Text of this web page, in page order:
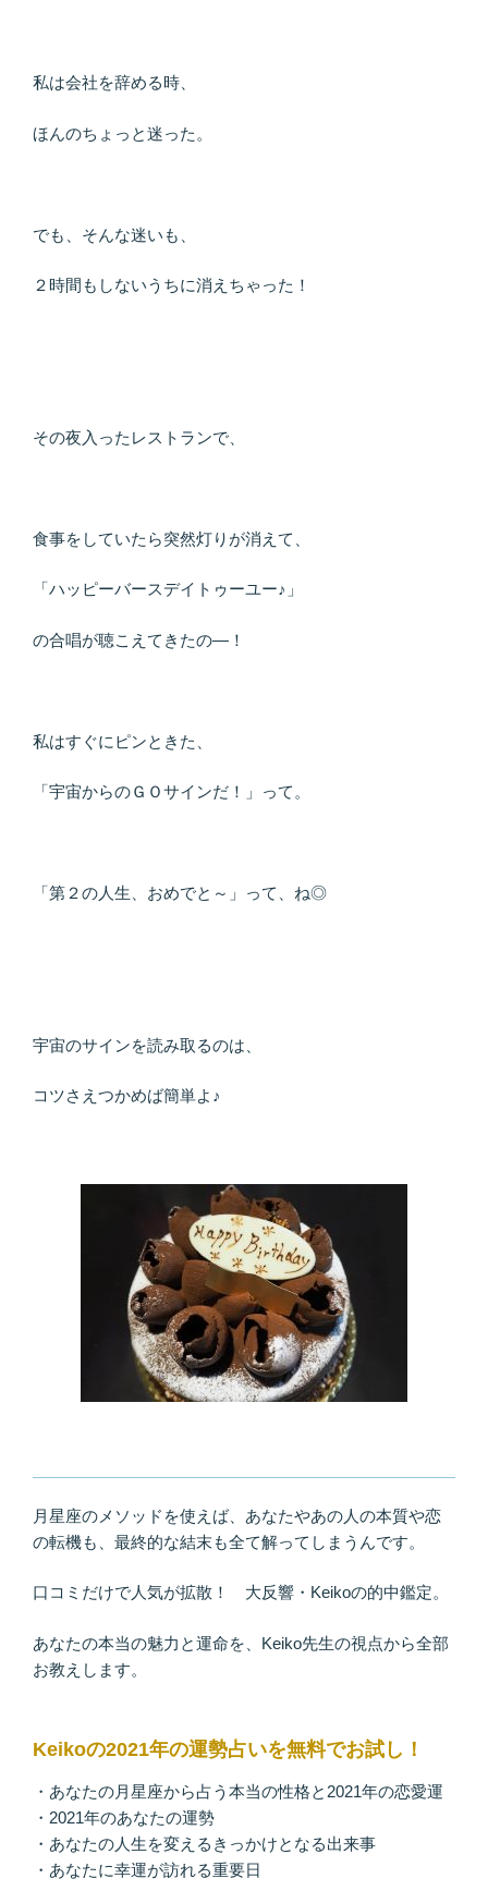
私は会社を辞める時、
ほんのちょっと迷った。
でも、そんな迷いも、
２時間もしないうちに消えちゃった！
その夜入ったレストランで、
食事をしていたら突然灯りが消えて、
「ハッピーバースデイトゥーユー♪」
の合唱が聴こえてきたの―！
私はすぐにピンときた、
「宇宙からのＧＯサインだ！」って。
「第２の人生、おめでと～」って、ね◎
宇宙のサインを読み取るのは、
コツさえつかめば簡単よ♪
月星座のメソッドを使えば、あなたやあの人の本質や恋
の転機も、最終的な結末も全て解ってしまうんです。
口コミだけで人気が拡散！ 大反響・Keikoの的中鑑定。
あなたの本当の魅力と運命を、Keiko先生の視点から全部
お教えします。
Keikoの2021年の運勢占いを無料でお試し！
・あなたの月星座から占う本当の性格と2021年の恋愛運
・2021年のあなたの運勢
・あなたの人生を変えるきっかけとなる出来事
・あなたに幸運が訪れる重要日